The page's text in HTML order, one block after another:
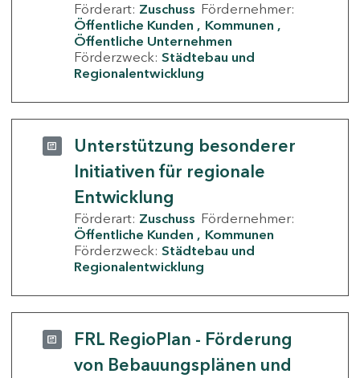
Förderart: Zuschuss Fördernehmer:
Öffentliche Kunden
Kommunen
Öffentliche Unternehmen
Förderzweck: Städtebau und
Regionalentwicklung
Unterstützung besonderer
Initiativen für regionale
Entwicklung
Förderart: Zuschuss Fördernehmer:
Öffentliche Kunden
Kommunen
Förderzweck: Städtebau und
Regionalentwicklung
FRL RegioPlan - Förderung
von Bebauungsplänen und